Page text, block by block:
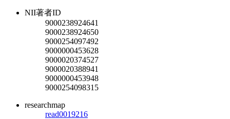
NII著者ID
9000238924641
9000238924650
9000254097492
9000000453628
9000020374527
9000020388941
9000000453948
9000254098315
researchmap
read0019216